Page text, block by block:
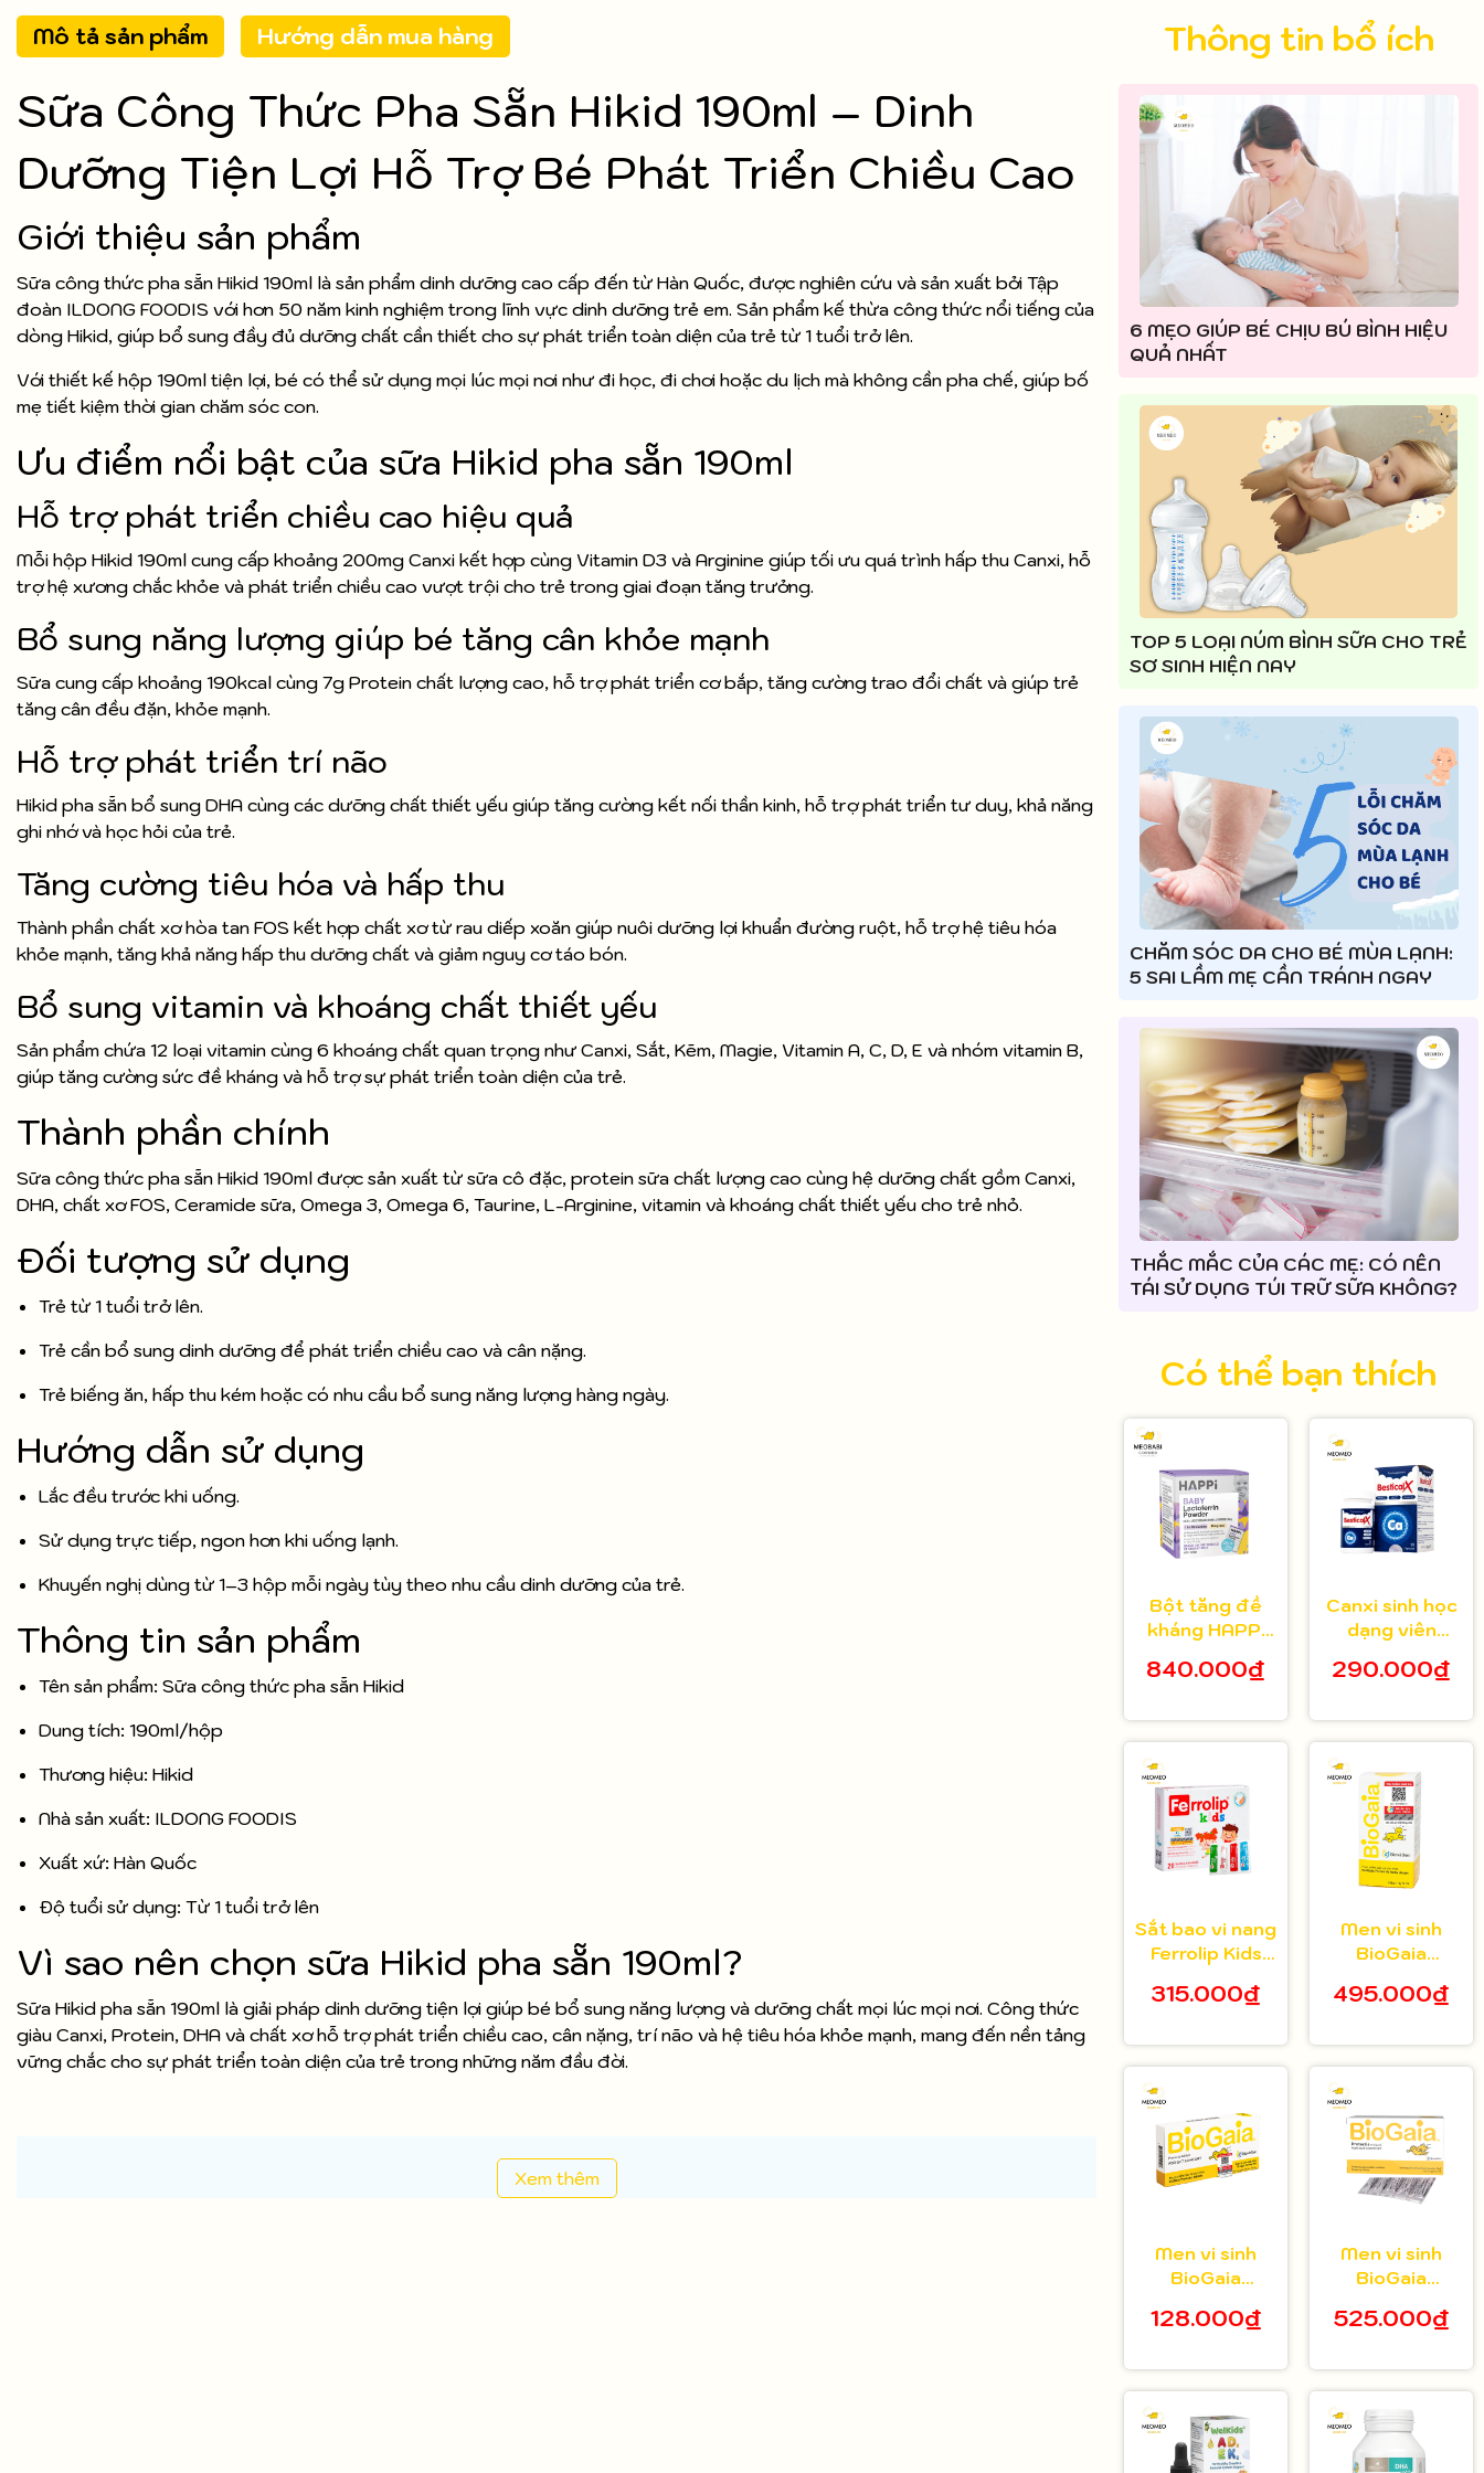
Mô tả sản phẩm Hướng dẫn mua hàng
Sữa Công Thức Pha Sẵn Hikid 190ml – Dinh
Dưỡng Tiện Lợi Hỗ Trợ Bé Phát Triển Chiều Cao
Giới thiệu sản phẩm
Sữa công thức pha sẵn Hikid 190ml là sản phẩm dinh dưỡng cao cấp đến từ Hàn Quốc, được nghiên cứu và sản xuất bởi Tập
đoàn ILDONG FOODIS với hơn 50 năm kinh nghiệm trong lĩnh vực dinh dưỡng trẻ em. Sản phẩm kế thừa công thức nổi tiếng của
dòng Hikid, giúp bổ sung đầy đủ dưỡng chất cần thiết cho sự phát triển toàn diện của trẻ từ 1 tuổi trở lên.
Với thiết kế hộp 190ml tiện lợi, bé có thể sử dụng mọi lúc mọi nơi như đi học, đi chơi hoặc du lịch mà không cần pha chế, giúp bố
mẹ tiết kiệm thời gian chăm sóc con.
Ưu điểm nổi bật của sữa Hikid pha sẵn 190ml
Hỗ trợ phát triển chiều cao hiệu quả
Mỗi hộp Hikid 190ml cung cấp khoảng 200mg Canxi kết hợp cùng Vitamin D3 và Arginine giúp tối ưu quá trình hấp thu Canxi, hỗ
trợ hệ xương chắc khỏe và phát triển chiều cao vượt trội cho trẻ trong giai đoạn tăng trưởng.
Bổ sung năng lượng giúp bé tăng cân khỏe mạnh
Sữa cung cấp khoảng 190kcal cùng 7g Protein chất lượng cao, hỗ trợ phát triển cơ bắp, tăng cường trao đổi chất và giúp trẻ
tăng cân đều đặn, khỏe mạnh.
Hỗ trợ phát triển trí não
Hikid pha sẵn bổ sung DHA cùng các dưỡng chất thiết yếu giúp tăng cường kết nối thần kinh, hỗ trợ phát triển tư duy, khả năng
ghi nhớ và học hỏi của trẻ.
Tăng cường tiêu hóa và hấp thu
Thành phần chất xơ hòa tan FOS kết hợp chất xơ từ rau diếp xoăn giúp nuôi dưỡng lợi khuẩn đường ruột, hỗ trợ hệ tiêu hóa
khỏe mạnh, tăng khả năng hấp thu dưỡng chất và giảm nguy cơ táo bón.
Bổ sung vitamin và khoáng chất thiết yếu
Sản phẩm chứa 12 loại vitamin cùng 6 khoáng chất quan trọng như Canxi, Sắt, Kẽm, Magie, Vitamin A, C, D, E và nhóm vitamin B,
giúp tăng cường sức đề kháng và hỗ trợ sự phát triển toàn diện của trẻ.
Thành phần chính
Sữa công thức pha sẵn Hikid 190ml được sản xuất từ sữa cô đặc, protein sữa chất lượng cao cùng hệ dưỡng chất gồm Canxi,
DHA, chất xơ FOS, Ceramide sữa, Omega 3, Omega 6, Taurine, L-Arginine, vitamin và khoáng chất thiết yếu cho trẻ nhỏ.
Đối tượng sử dụng
Trẻ từ 1 tuổi trở lên.
Trẻ cần bổ sung dinh dưỡng để phát triển chiều cao và cân nặng.
Trẻ biếng ăn, hấp thu kém hoặc có nhu cầu bổ sung năng lượng hàng ngày.
Hướng dẫn sử dụng
Lắc đều trước khi uống.
Sử dụng trực tiếp, ngon hơn khi uống lạnh.
Khuyến nghị dùng từ 1–3 hộp mỗi ngày tùy theo nhu cầu dinh dưỡng của trẻ.
Thông tin sản phẩm
Tên sản phẩm: Sữa công thức pha sẵn Hikid
Dung tích: 190ml/hộp
Thương hiệu: Hikid
Nhà sản xuất: ILDONG FOODIS
Xuất xứ: Hàn Quốc
Độ tuổi sử dụng: Từ 1 tuổi trở lên
Vì sao nên chọn sữa Hikid pha sẵn 190ml?
Sữa Hikid pha sẵn 190ml là giải pháp dinh dưỡng tiện lợi giúp bé bổ sung năng lượng và dưỡng chất mọi lúc mọi nơi. Công thức
giàu Canxi, Protein, DHA và chất xơ hỗ trợ phát triển chiều cao, cân nặng, trí não và hệ tiêu hóa khỏe mạnh, mang đến nền tảng
vững chắc cho sự phát triển toàn diện của trẻ trong những năm đầu đời.
Xem thêm
Thông tin bổ ích
6 MẸO GIÚP BÉ CHỊU BÚ BÌNH HIỆU
QUẢ NHẤT
TOP 5 LOẠI NÚM BÌNH SỮA CHO TRẺ
SƠ SINH HIỆN NAY
CHĂM SÓC DA CHO BÉ MÙA LẠNH:
5 SAI LẦM MẸ CẦN TRÁNH NGAY
THẮC MẮC CỦA CÁC MẸ: CÓ NÊN
TÁI SỬ DỤNG TÚI TRỮ SỮA KHÔNG?
Có thể bạn thích
Bột tăng đề
kháng HAPPi
Baby Úc cho
tuổi
840.000₫
Canxi sinh học
dạng viên
bé từ 8 tuổi 30
290.000₫
Sắt bao vi nang
Ferrolip Kids
tuổi hộp 20 gói
315.000₫
Men vi sinh
BioGaia
bé 5ml
495.000₫
Men vi sinh
BioGaia
viên hộp 10
128.000₫
Men vi sinh
BioGaia
bột hộp 30 gói
525.000₫